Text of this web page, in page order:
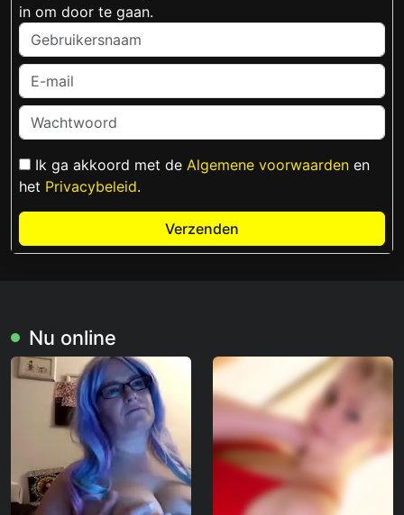
in om door te gaan.
Ik ga akkoord met de Algemene voorwaarden en
het Privacybeleid.
Verzenden
Nu online